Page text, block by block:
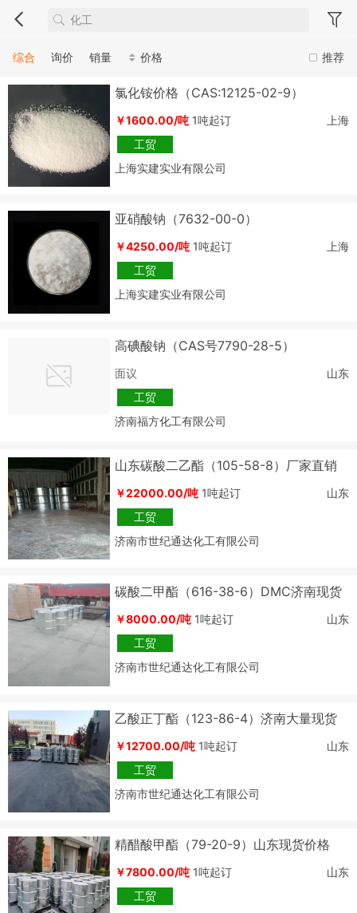
推荐
综合 询价 销量 价格
氯化铵价格（CAS:12125-02-9）
￥1600.00/吨 1吨起订
上海
工贸
上海实建实业有限公司
亚硝酸钠（7632-00-0）
￥4250.00/吨 1吨起订
上海
工贸
上海实建实业有限公司
高碘酸钠（CAS号7790-28-5）
面议
山东
工贸
济南福方化工有限公司
山东碳酸二乙酯（105-58-8）厂家直销
￥22000.00/吨 1吨起订
山东
工贸
济南市世纪通达化工有限公司
碳酸二甲酯（616-38-6）DMC济南现货
￥8000.00/吨 1吨起订
山东
工贸
济南市世纪通达化工有限公司
乙酸正丁酯（123-86-4）济南大量现货
￥12700.00/吨 1吨起订
山东
工贸
济南市世纪通达化工有限公司
精醋酸甲酯（79-20-9）山东现货价格
￥7800.00/吨 1吨起订
山东
工贸